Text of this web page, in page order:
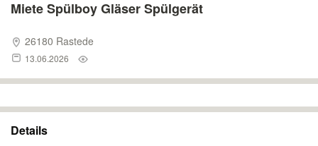
Miete Spülboy Gläser Spülgerät
26180 Rastede
13.06.2026
Details